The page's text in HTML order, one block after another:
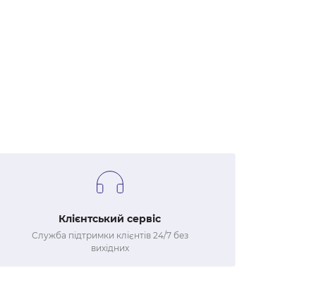
Клієнтський сервіс
Служба підтримки клієнтів 24/7 без
вихідних